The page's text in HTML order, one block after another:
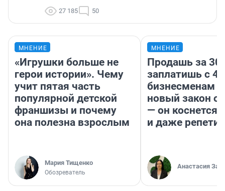
27 185 50
МНЕНИЕ
«Игрушки больше не
герои истории». Чему
учит пятая часть
популярной детской
франшизы и почему
она полезна взрослым
Мария Тищенко
Обозреватель
МНЕНИЕ
Продашь за
заплатишь с
бизнесменам
новый закон о
— он коснется
и даже
Анастасия